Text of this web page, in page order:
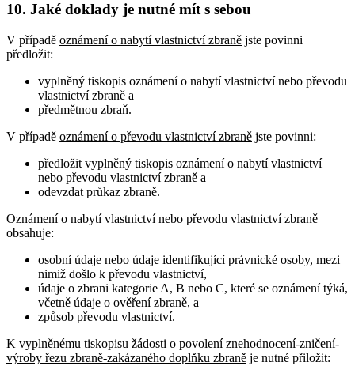
10. Jaké doklady je nutné mít s sebou
V případě oznámení o nabytí vlastnictví zbraně jste povinni
předložit:
vyplněný tiskopis oznámení o nabytí vlastnictví nebo převodu
vlastnictví zbraně a
předmětnou zbraň.
V případě oznámení o převodu vlastnictví zbraně jste povinni:
předložit vyplněný tiskopis oznámení o nabytí vlastnictví
nebo převodu vlastnictví zbraně a
odevzdat průkaz zbraně.
Oznámení o nabytí vlastnictví nebo převodu vlastnictví zbraně
obsahuje:
osobní údaje nebo údaje identifikující právnické osoby, mezi
nimiž došlo k převodu vlastnictví,
údaje o zbrani kategorie A, B nebo C, které se oznámení týká,
včetně údaje o ověření zbraně, a
způsob převodu vlastnictví.
K vyplněnému tiskopisu žádosti o povolení znehodnocení-zničení-
výroby řezu zbraně-zakázaného doplňku zbraně je nutné přiložit: